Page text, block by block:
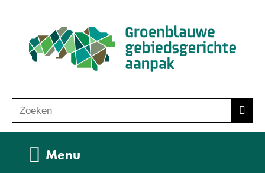
naar
de
inhoud
o
Zoeken
Menu